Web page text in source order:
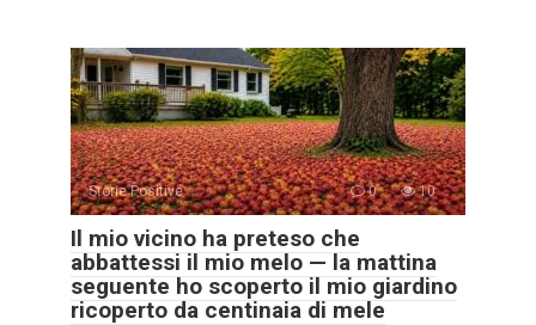
Storie Positive 0 10
Il mio vicino ha preteso che
abbattessi il mio melo — la mattina
seguente ho scoperto il mio giardino
ricoperto da centinaia di mele